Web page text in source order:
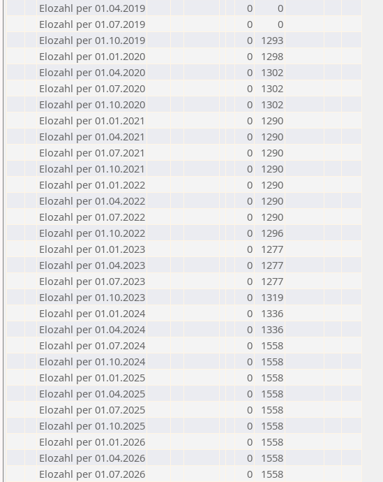
Elozahl per 01.04.2019
0
0
Elozahl per 01.07.2019
0
0
Elozahl per 01.10.2019
0
1293
Elozahl per 01.01.2020
0
1298
Elozahl per 01.04.2020
0
1302
Elozahl per 01.07.2020
0
1302
Elozahl per 01.10.2020
0
1302
Elozahl per 01.01.2021
0
1290
Elozahl per 01.04.2021
0
1290
Elozahl per 01.07.2021
0
1290
Elozahl per 01.10.2021
0
1290
Elozahl per 01.01.2022
0
1290
Elozahl per 01.04.2022
0
1290
Elozahl per 01.07.2022
0
1290
Elozahl per 01.10.2022
0
1296
Elozahl per 01.01.2023
0
1277
Elozahl per 01.04.2023
0
1277
Elozahl per 01.07.2023
0
1277
Elozahl per 01.10.2023
0
1319
Elozahl per 01.01.2024
0
1336
Elozahl per 01.04.2024
0
1336
Elozahl per 01.07.2024
0
1558
Elozahl per 01.10.2024
0
1558
Elozahl per 01.01.2025
0
1558
Elozahl per 01.04.2025
0
1558
Elozahl per 01.07.2025
0
1558
Elozahl per 01.10.2025
0
1558
Elozahl per 01.01.2026
0
1558
Elozahl per 01.04.2026
0
1558
Elozahl per 01.07.2026
0 1558